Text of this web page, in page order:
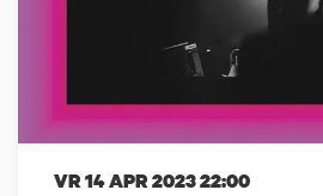
VR 14 APR 202322:00